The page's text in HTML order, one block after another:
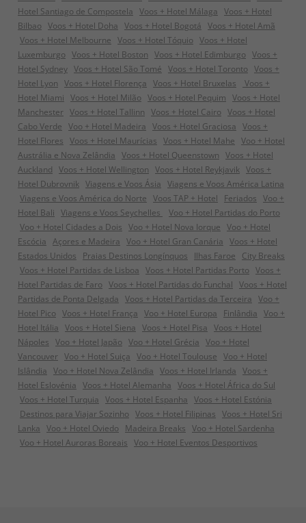
Hotel Santiago de Compostela Voos + Hotel Málaga Voos + Hotel
Bilbao Voos + Hotel Doha Voos + Hotel Bogotá Voos + Hotel Amã
Voos + Hotel Melbourne Voos + Hotel Tóquio Voos + Hotel
Luxemburgo Voos + Hotel Boston Voos + Hotel Edimburgo Voos +
Hotel Sydney Voos + Hotel São Tomé Voos + Hotel Toronto Voos +
Hotel Lyon Voos + Hotel Florença Voos + Hotel Bruxelas
Voos +
Hotel Miami Voos + Hotel Milão Voos + Hotel Pequim Voos + Hotel
Manchester Voos + Hotel Tallinn Voos + Hotel Cairo Voos + Hotel
Cabo Verde Voo + Hotel Madeira Voos + Hotel Graciosa Voos +
Hotel Flores Voos + Hotel Maurícias Voos + Hotel Mahe Voo + Hotel
Austrália e Nova Zelândia Voos + Hotel Queenstown Voos + Hotel
Auckland Voos + Hotel Wellington Voos + Hotel Reykjavik Voos +
Hotel Dubrovnik Viagens e Voos Ásia Viagens e Voos América Latina
Viagens e Voos América do Norte Voos TAP + Hotel Feriados Voo +
Hotel Bali Viagens e Voos Seychelles
Voo + Hotel Partidas do Porto
Voo + Hotel Cidades a Dois Voo + Hotel Nova Iorque Voo + Hotel
Escócia Açores e Madeira Voo + Hotel Gran Canária Voos + Hotel
Estados Unidos
Praias Destinos Longínquos Ilhas Faroe
City Breaks
Voos + Hotel Partidas de Lisboa Voos + Hotel Partidas Porto Voos +
Hotel Partidas de Faro Voos + Hotel Partidas do Funchal Voos + Hotel
Partidas de Ponta Delgada Voos + Hotel Partidas da Terceira Voo +
Hotel Pico Voos + Hotel França Voo + Hotel Europa Finlândia Voo +
Hotel Itália Voos + Hotel Siena Voos + Hotel Pisa Voos + Hotel
Nápoles Voo + Hotel Japão Voo + Hotel Grécia Voo + Hotel
Vancouver Voo + Hotel Suiça Voo + Hotel Toulouse Voo + Hotel
Islândia Voo + Hotel Nova Zelândia Voos + Hotel Irlanda Voos +
Hotel Eslovénia Voos + Hotel Alemanha Voos + Hotel África do Sul
Voos + Hotel Turquia Voos + Hotel Espanha Voos + Hotel Estónia
Destinos para Viajar Sozinho Voos + Hotel Filipinas Voos + Hotel Sri
Lanka Voo + Hotel Oviedo Madeira Breaks Voo + Hotel Sardenha
Voo + Hotel Auroras Boreais Voo + Hotel Eventos Desportivos